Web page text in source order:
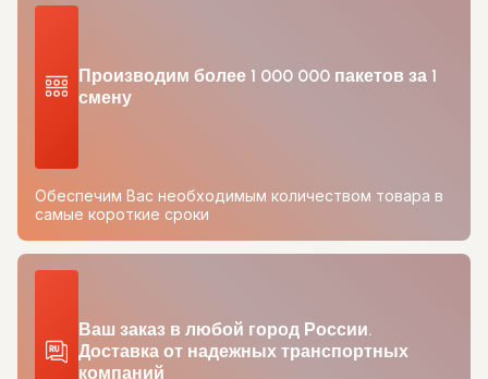
Производим более 1 000 000 пакетов за 1
смену
Обеспечим Вас необходимым количеством товара в
самые короткие сроки
Ваш заказ в любой город России.
Доставка от надежных транспортных
компаний